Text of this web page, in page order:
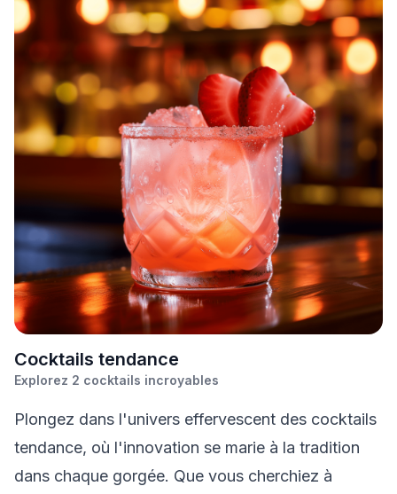
Cocktails tendance
Explorez 2 cocktails incroyables
Plongez dans l'univers effervescent des cocktails
tendance, où l'innovation se marie à la tradition
dans chaque gorgée. Que vous cherchiez à